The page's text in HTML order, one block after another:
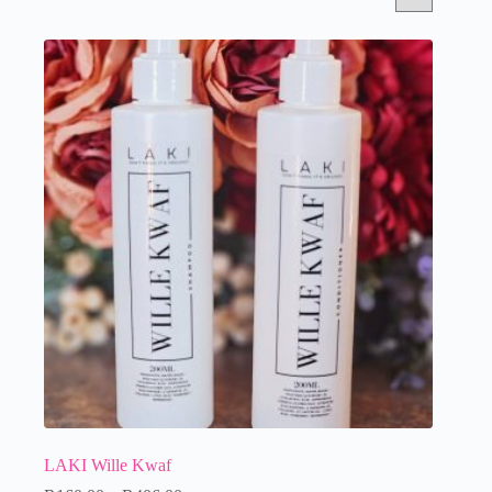
LAKI Wille Kwaf